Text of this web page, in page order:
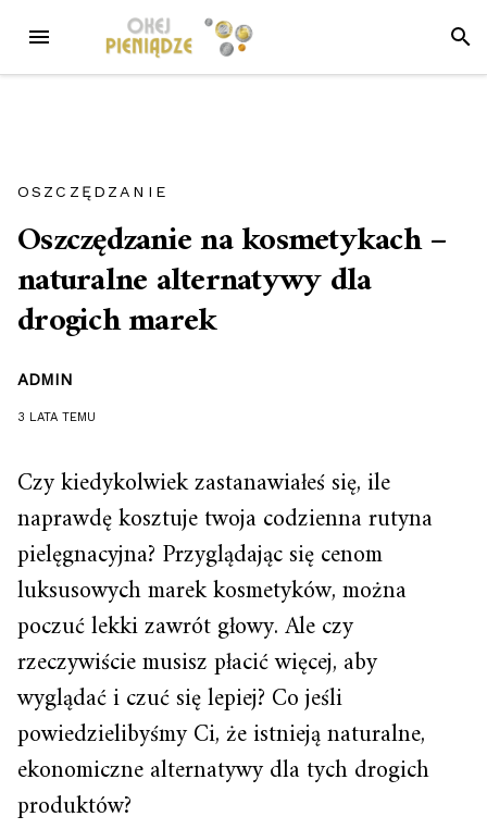
treści
MENU
OSZCZĘDZANIE
Oszczędzanie na kosmetykach –
naturalne alternatywy dla
drogich marek
ADMIN
3 LATA TEMU
Czy kiedykolwiek zastanawiałeś się, ile
naprawdę kosztuje twoja codzienna rutyna
pielęgnacyjna? Przyglądając się cenom
luksusowych marek kosmetyków, można
poczuć lekki zawrót głowy. Ale czy
rzeczywiście musisz płacić więcej, aby
wyglądać i czuć się lepiej? Co jeśli
powiedzielibyśmy Ci, że istnieją naturalne,
ekonomiczne alternatywy dla tych drogich
produktów?